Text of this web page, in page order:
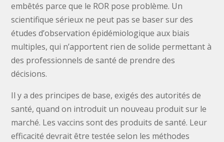
embêtés parce que le ROR pose problème. Un
scientifique sérieux ne peut pas se baser sur des
études d’observation épidémiologique aux biais
multiples, qui n’apportent rien de solide permettant à
des professionnels de santé de prendre des
décisions.
Il y a des principes de base, exigés des autorités de
santé, quand on introduit un nouveau produit sur le
marché. Les vaccins sont des produits de santé. Leur
efficacité devrait être testée selon les méthodes